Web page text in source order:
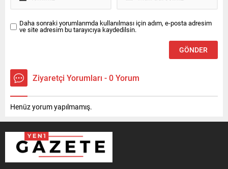
Daha sonraki yorumlarımda kullanılması için adım, e-posta adresim
ve site adresim bu tarayıcıya kaydedilsin.
Ziyaretçi Yorumları - 0 Yorum
Henüz yorum yapılmamış.